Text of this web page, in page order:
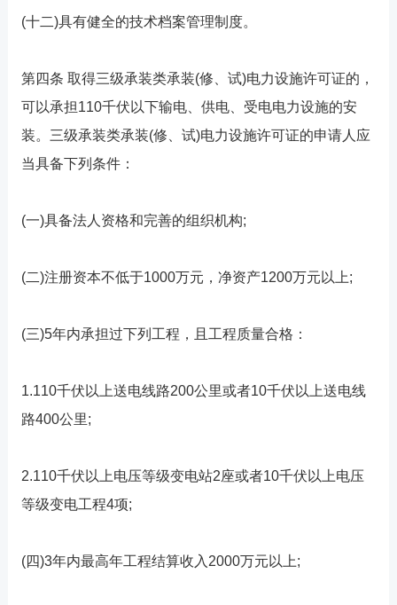
(十二)具有健全的技术档案管理制度。
第四条 取得三级承装类承装(修、试)电力设施许可证的，
可以承担110千伏以下输电、供电、受电电力设施的安
装。三级承装类承装(修、试)电力设施许可证的申请人应
当具备下列条件：
(一)具备法人资格和完善的组织机构;
(二)注册资本不低于1000万元，净资产1200万元以上;
(三)5年内承担过下列工程，且工程质量合格：
1.110千伏以上送电线路200公里或者10千伏以上送电线
路400公里;
2.110千伏以上电压等级变电站2座或者10千伏以上电压
等级变电工程4项;
(四)3年内最高年工程结算收入2000万元以上;